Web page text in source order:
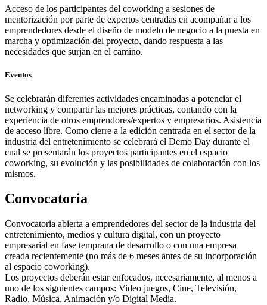
Acceso de los participantes del coworking a sesiones de
mentorización por parte de expertos centradas en acompañar a los
emprendedores desde el diseño de modelo de negocio a la puesta en
marcha y optimización del proyecto, dando respuesta a las
necesidades que surjan en el camino.
Eventos
Se celebrarán diferentes actividades encaminadas a potenciar el
networking y compartir las mejores prácticas, contando con la
experiencia de otros emprendores/expertos y empresarios. Asistencia
de acceso libre. Como cierre a la edición centrada en el sector de la
industria del entretenimiento se celebrará el Demo Day durante el
cual se presentarán los proyectos participantes en el espacio
coworking, su evolución y las posibilidades de colaboración con los
mismos.
Convocatoria
Convocatoria abierta a emprendedores del sector de la industria del
entretenimiento, medios y cultura digital, con un proyecto
empresarial en fase temprana de desarrollo o con una empresa
creada recientemente (no más de 6 meses antes de su incorporación
al espacio coworking).
Los proyectos deberán estar enfocados, necesariamente, al menos a
uno de los siguientes campos: Video juegos, Cine, Televisión,
Radio, Música, Animación y/o Digital Media.